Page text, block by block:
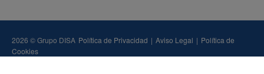
2026 © Grupo DISA Política de Privacidad | Aviso Legal | Política de
Cookies